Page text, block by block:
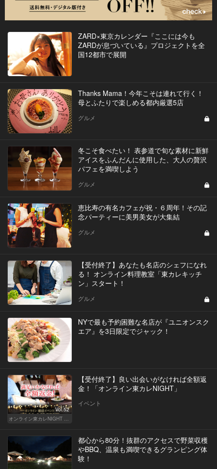
ZARD×東京カレンダー『ここには今も
ZARDが息づいている』プロジェクトを全
国12都市で展開
Thanks Mama！今年こそは連れて行く！
母とふたりで楽しめる都内厳選5店
グルメ
冬こそ食べたい！ 表参道で旬な素材に新鮮
アイスをふんだんに使用した、大人の贅沢
パフェを満喫しよう
グルメ
恵比寿の有名カフェが祝・６周年！その記
念パーティーに美男美女が大集結
グルメ
【受付終了】あなたも名店のシェフになれ
る！ オンライン料理教室「東カレキッチ
ン」スタート！
グルメ
NYで最も予約困難な名店が『ユニオンスク
エア』を3日限定でジャック！
Vol.52
【受付終了】良い出会いがなければ全額返
金！「オンライン東カレNIGHT」
イベント
都心から80分！抜群のアクセスで野菜収穫
やBBQ、温泉も満喫できるグランピング体
験！